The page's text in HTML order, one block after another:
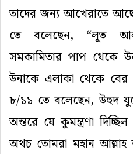
তাদের জন্য আখেরাতে
তে বলেছেন, “লূত
সমকামিতার পাপ থেকে
উনাকে এলাকা থেকে
৮/১১ তে বলেছেন, উহুদ
অন্তরে যে কুমন্ত্রণা
অথচ তোমরা মহান আল্লাহ